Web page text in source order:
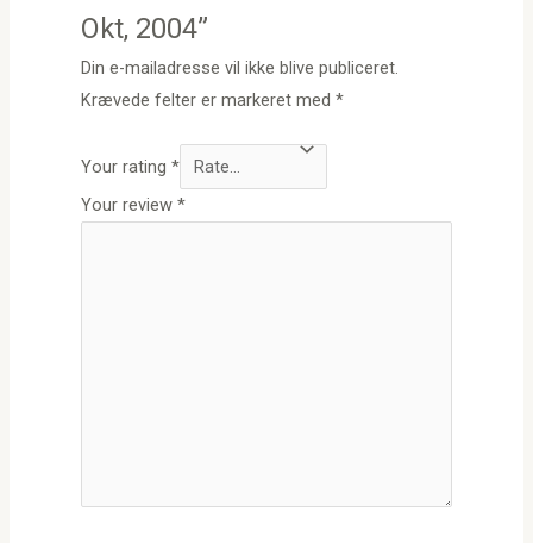
Okt, 2004”
Din e-mailadresse vil ikke blive publiceret.
Krævede felter er markeret med*
Your rating*
Your review*